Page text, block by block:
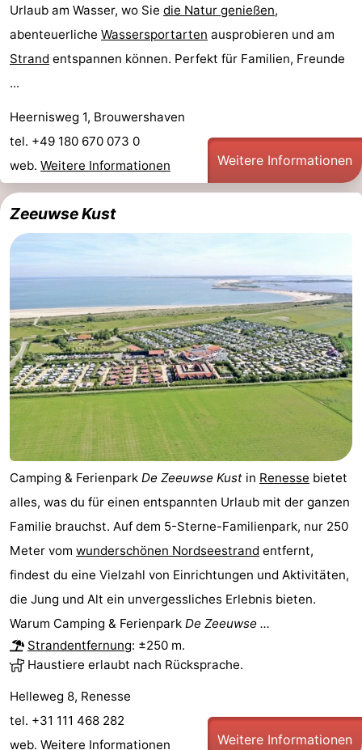
Zélande
Resort
-
't
Hof
Haamstede
Schouwen
-
Schouwse
-
Haert
Wijde
-
’t
Hof
Haamstede
Hotels
Zimmer
Frühstück)
Lastminutes
Strand
Sehen
&
tun
-
Museen
-
Denkmäler
-
Kirchen
-
Mühlen
-
Aussichtspunkte
Attraktionen
-
Urlaub am Wasser, wo Sie die Natur genießen,
abenteuerliche Wassersportarten ausprobieren und am
Strand entspannen können. Perfekt für Familien, Freunde
...
Heernisweg 1, Brouwershaven
tel. +49 180 670 073 0
web. Weitere Informationen Weitere Informationen
Zeeuwse Kust
Camping & Ferienpark De Zeeuwse Kust in Renesse bietet
alles, was du für einen entspannten Urlaub mit der ganzen
Familie brauchst. Auf dem 5-Sterne-Familienpark, nur 250
Meter vom wunderschönen Nordseestrand entfernt,
findest du eine Vielzahl von Einrichtungen und Aktivitäten,
die Jung und Alt ein unvergessliches Erlebnis bieten.
Warum Camping & Ferienpark De Zeeuwse ...
Strandentfernung: ±250 m.
Haustiere erlaubt nach Rücksprache.
Helleweg 8, Renesse
tel. +31 111 468 282
web. Weitere Informationen Weitere Informationen